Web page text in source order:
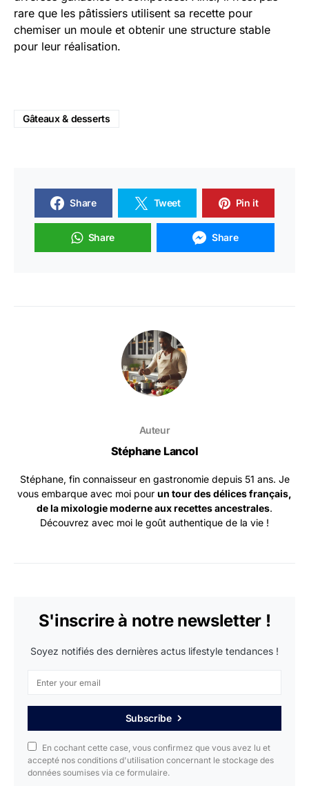
rare que les pâtissiers utilisent sa recette pour
chemiser un moule et obtenir une structure stable
pour leur réalisation.
Gâteaux & desserts
Share Tweet Pin it
Share Share
Auteur
Stéphane Lancol
Stéphane, fin connaisseur en gastronomie depuis 51 ans. Je
vous embarque avec moi pour un tour des délices français,
de la mixologie moderne aux recettes ancestrales.
Découvrez avec moi le goût authentique de la vie !
S'inscrire à notre newsletter !
Soyez notifiés des dernières actus lifestyle tendances !
Subscribe
En cochant cette case, vous confirmez que vous avez lu et
accepté nos conditions d'utilisation concernant le stockage des
données soumises via ce formulaire.